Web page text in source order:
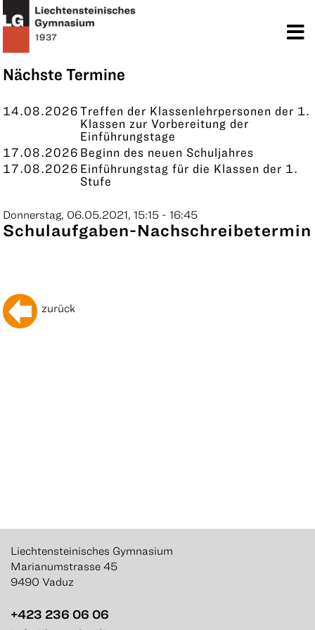
Nächste Termine
14.08.2026Treffen der Klassenlehrpersonen der 1.
Klassen zur Vorbereitung der
Einführungstage
17.08.2026 Beginn des neuen Schuljahres
17.08.2026 Einführungstag für die Klassen der 1.
Stufe
KONTAKT
Donnerstag, 06.05.2021, 15:15 - 16:45
Schulaufgaben-Nachschreibetermin
zurück
Liechtensteinisches Gymnasium
Marianumstrasse 45
9490 Vaduz
+423 236 06 06